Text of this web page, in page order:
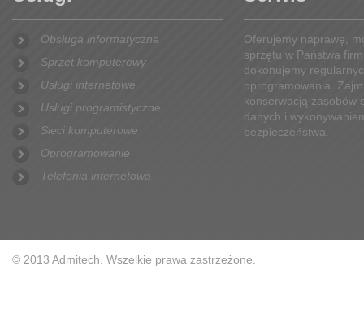
Obsługa informatyczna
Sprzęt komputerowy
Usługi internetowe
Usługi programistyczne
Sieci komputerowe
Oprogramowanie
Telefonia internetowa
Oferujemy naprawę,
sprzętu w Państwa
dokonujemy
oprogramowania.
konserwacją zasobów
danych i
bezpieczeństwa.
© 2013 Admitech. Wszelkie prawa zastrzeżone.